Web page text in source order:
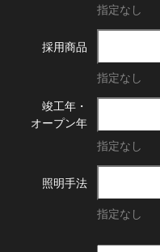
指定なし
採用商品
指定なし
竣工年・
オープン年
指定なし
照明手法
指定なし